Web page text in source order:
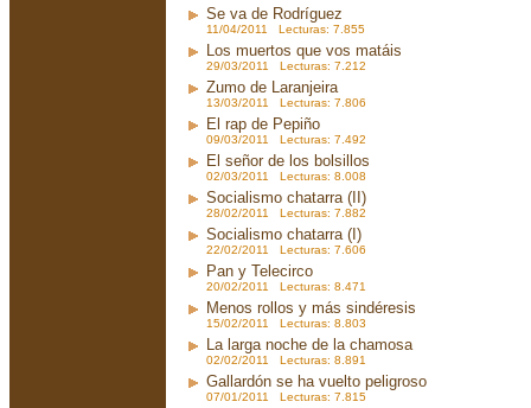
Se va de Rodríguez
11/04/2011 Lecturas: 7.855
Los muertos que vos matáis
29/03/2011 Lecturas: 7.212
Zumo de Laranjeira
13/03/2011 Lecturas: 7.806
El rap de Pepiño
09/03/2011 Lecturas: 7.492
El señor de los bolsillos
02/03/2011 Lecturas: 8.008
Socialismo chatarra (II)
28/02/2011 Lecturas: 7.882
Socialismo chatarra (I)
22/02/2011 Lecturas: 7.606
Pan y Telecirco
20/02/2011 Lecturas: 8.471
Menos rollos y más sindéresis
15/02/2011 Lecturas: 8.803
La larga noche de la chamosa
02/02/2011 Lecturas: 8.891
Gallardón se ha vuelto peligroso
07/01/2011 Lecturas: 7.815